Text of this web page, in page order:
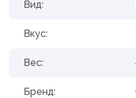
Вид:
Вкус:
Вес:
Бренд: